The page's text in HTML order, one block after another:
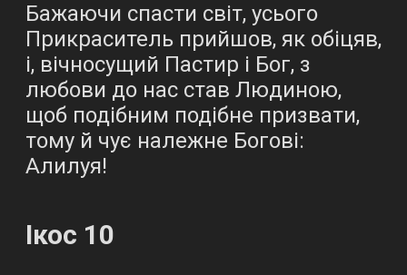
Бажаючи спасти світ, усього
Прикраситель прийшов, як обіцяв,
і, вічносущий Пастир і Бог, з
любови до нас став Людиною,
щоб подібним подібне призвати,
тому й чує належне Богові:
Алилуя!
Ікос 10